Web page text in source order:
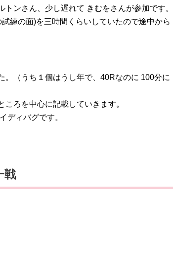
ンさん、少し遅れて きむをさんが参加です。
練の面)を三時間くらいしていたので途中から
（うち１個はうし年で、40Rなのに 100分に
ろを中心に記載していきます。
ディバグです。
戦